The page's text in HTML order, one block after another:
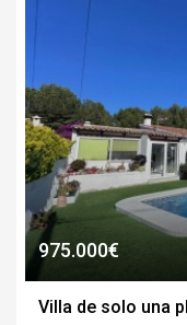
975.000€
Villa de solo una